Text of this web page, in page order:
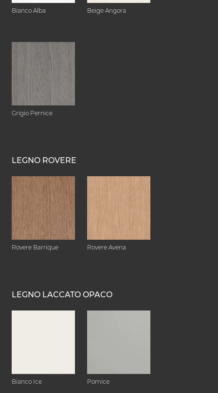
Bianco Alba Beige Angora
Grigio Pernice
LEGNO ROVERE
Rovere Barrique Rovere Avena
LEGNO LACCATO OPACO
Bianco Ice Pomice